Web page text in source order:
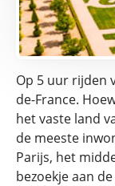
Op 5 uur rijden
de-France.
het vaste land
de meeste
Parijs, het
bezoekje aan